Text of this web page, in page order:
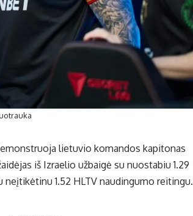
lietuvio komandos kapitonas
iš Izraelio užbaigė su nuostabiu 1.29
neįtikėtinu 1.52 HLTV naudingumo reitingu.